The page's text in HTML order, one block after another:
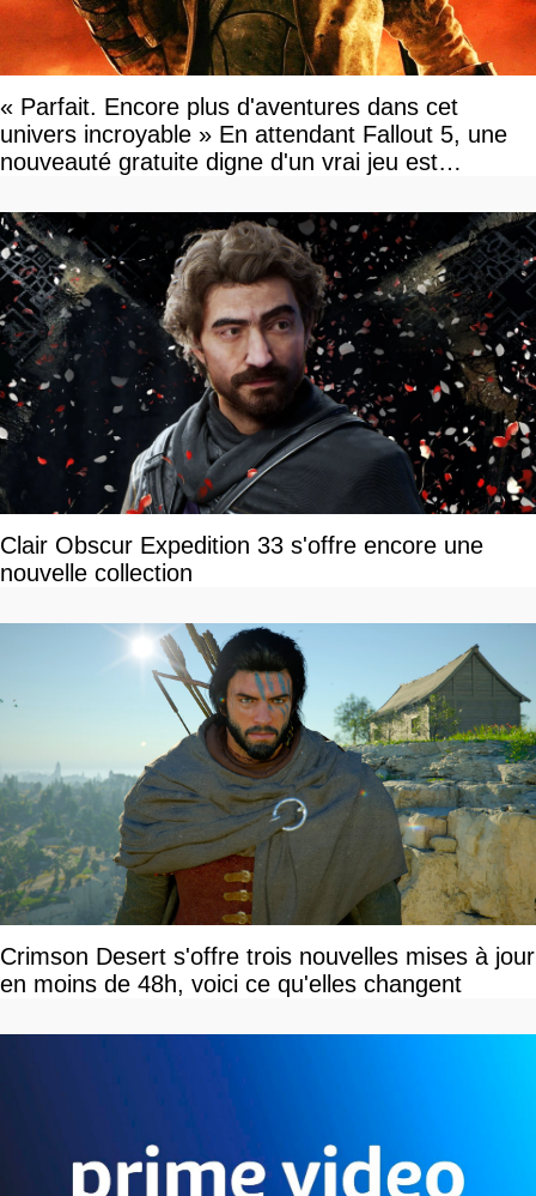
« Parfait. Encore plus d'aventures dans cet
univers incroyable » En attendant Fallout 5, une
nouveauté gratuite digne d'un vrai jeu est
Clair Obscur Expedition 33 s'offre encore une
nouvelle collection
Crimson Desert s'offre trois nouvelles mises à jour
en moins de 48h, voici ce qu'elles changent